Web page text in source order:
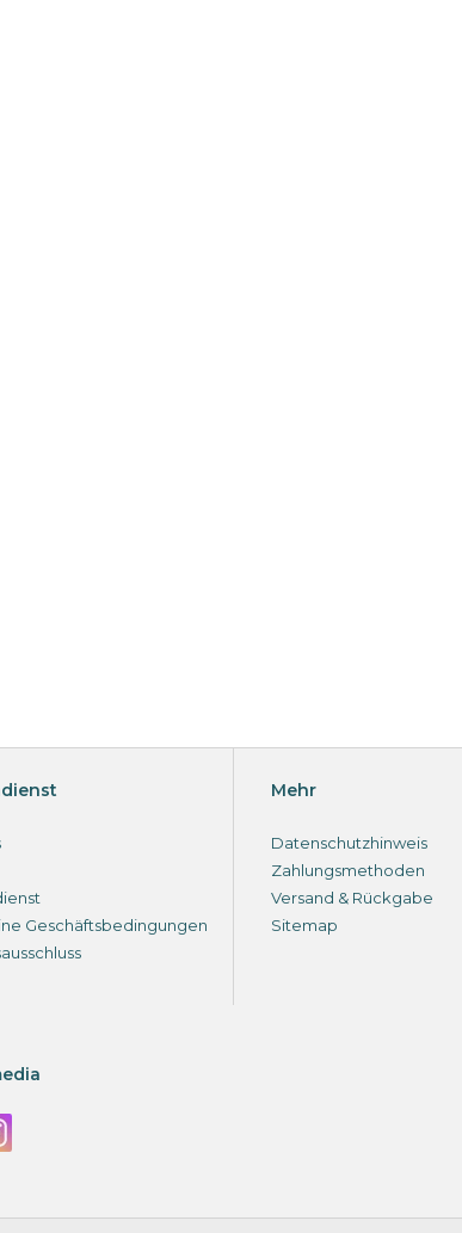
Geschäftsbedingungen
Mehr
Datenschutzhinweis
Zahlungsmethoden
Versand & Rückgabe
Sitemap